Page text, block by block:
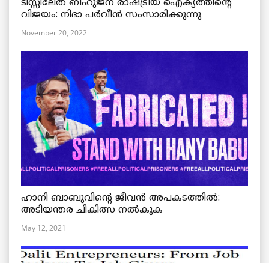
ടിസ്സിലേത് ബഹുജന രാഷ്ട്രീയ ഐക്യത്തിന്റെ
വിജയം: നിദാ പർവീൻ സംസാരിക്കുന്നു
November 20, 2022
ഹാനി ബാബുവിന്റെ ജീവൻ അപകടത്തിൽ:
അടിയന്തര ചികിത്സ നൽകുക
May 12, 2021